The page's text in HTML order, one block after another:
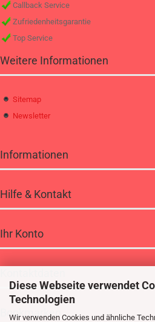
Diese Webseite verwendet
Technologien
Wir verwenden Cookies und ähnliche
Callback Service
Zufriedenheitsgarantie
Top Service
Weitere Informationen
Sitemap
Newsletter
Informationen
Hilfe & Kontakt
Ihr Konto
Bookmarken